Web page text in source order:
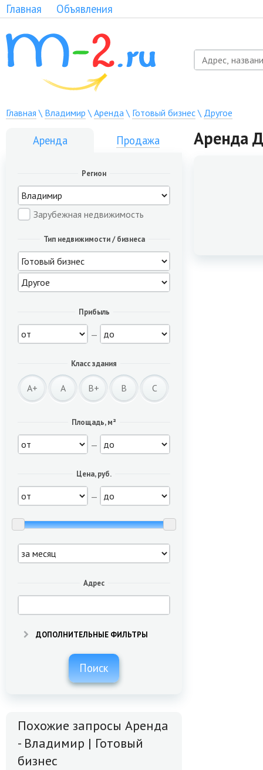
Главная Объявления
Главная \ Владимир \ Аренда\ Готовый бизнес\ Другое
Аренда Продажа
Регион
Зарубежная недвижимость
Тип недвижимости / бизнеса
Прибыль
—
Класс здания
A+ A B+ B C
Площадь, м²
—
Цена, руб.
—
Адрес
ДОПОЛНИТЕЛЬНЫЕ ФИЛЬТРЫ
Поиск
Похожие запросы Аренда
- Владимир | Готовый
бизнес
Аренда